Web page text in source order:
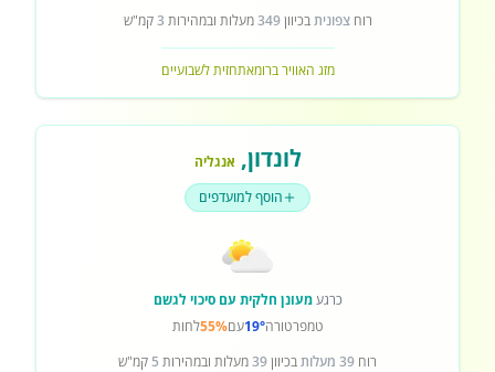
רוחצפוניתבכיוון349מעלות ובמהירות 3קמ"ש
מזג האוויר ברומאתחזית לשבועיים
לונדון, אנגליה
הוסף למועדפים
כרגעמעונן חלקית עם סיכוי לגשם
טמפרטורה19°עם55%לחות
רוח 39 מעלות בכיוון39מעלות ובמהירות 5 קמ"ש